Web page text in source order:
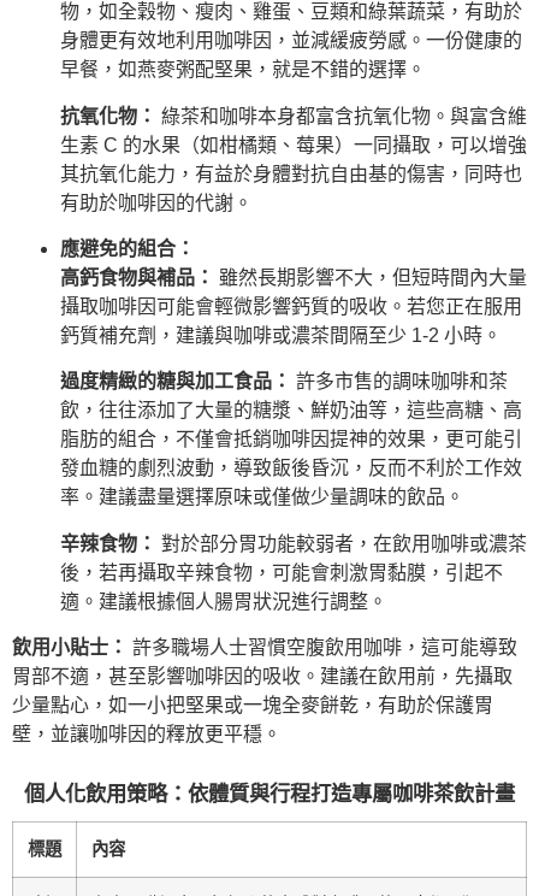
物，如全穀物、瘦肉、雞蛋、豆類和綠葉蔬菜，有助於
身體更有效地利用咖啡因，並減緩疲勞感。一份健康的
早餐，如燕麥粥配堅果，就是不錯的選擇。
抗氧化物： 綠茶和咖啡本身都富含抗氧化物。與富含維
生素 C 的水果（如柑橘類、莓果）一同攝取，可以增強
其抗氧化能力，有益於身體對抗自由基的傷害，同時也
有助於咖啡因的代謝。
應避免的組合：
高鈣食物與補品：
雖然長期影響不大，但短時間內大量
攝取咖啡因可能會輕微影響鈣質的吸收。若您正在服用
鈣質補充劑，建議與咖啡或濃茶間隔至少 1-2 小時。
過度精緻的糖與加工食品： 許多市售的調味咖啡和茶
飲，往往添加了大量的糖漿、鮮奶油等，這些高糖、高
脂肪的組合，不僅會抵銷咖啡因提神的效果，更可能引
發血糖的劇烈波動，導致飯後昏沉，反而不利於工作效
率。建議盡量選擇原味或僅做少量調味的飲品。
辛辣食物： 對於部分胃功能較弱者，在飲用咖啡或濃茶
後，若再攝取辛辣食物，可能會刺激胃黏膜，引起不
適。建議根據個人腸胃狀況進行調整。
飲用小貼士： 許多職場人士習慣空腹飲用咖啡，這可能導致
胃部不適，甚至影響咖啡因的吸收。建議在飲用前，先攝取
少量點心，如一小把堅果或一塊全麥餅乾，有助於保護胃
壁，並讓咖啡因的釋放更平穩。
個人化飲用策略：依體質與行程打造專屬咖啡茶飲計畫
標題 內容